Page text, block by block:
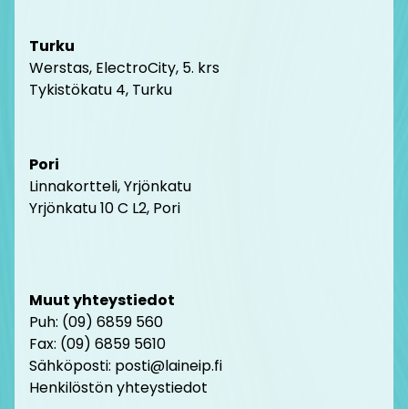
Turku
Werstas, ElectroCity, 5. krs
Tykistökatu 4, Turku
Pori
Linnakortteli, Yrjönkatu
Yrjönkatu 10 C L2, Pori
Muut yhteystiedot
Puh: (09) 6859 560
Fax: (09) 6859 5610
Sähköposti: posti@laineip.fi
Henkilöstön yhteystiedot